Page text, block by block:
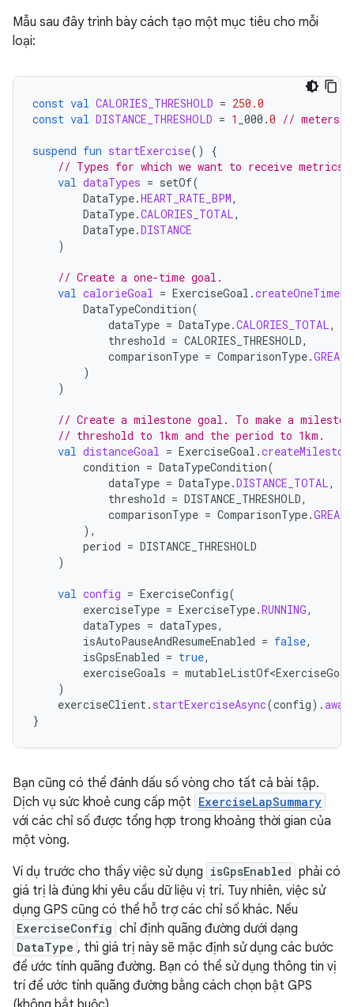
Mẫu sau đây trình bày cách tạo một mục tiêu cho mỗi
loại:
const val CALORIES_THRESHOLD = 250.0
const val DISTANCE_THRESHOLD = 1 _000 .0 // meters
suspend fun startExercise()
{
// Types for which we want to receive metrics.
val dataTypes = setOf(
DataType.HEART_RATE_BPM,
DataType.CALORIES_TOTAL,
DataType.DISTANCE
)
// Create a one-time goal.
val calorieGoal = ExerciseGoal .
DataTypeCondition(
dataType = DataType.CALORIES_TOTAL,
threshold = CALORIES_THRESHOLD,
comparisonType = ComparisonType.
)
)
// Create a milestone goal. To make a
// threshold to 1km and the period to 1km.
val distanceGoal = ExerciseGoal .
condition = DataTypeCondition(
dataType = DataType.DISTANCE_TOTAL,
threshold = DISTANCE_THRESHOLD,
comparisonType = ComparisonType.
),
period = DISTANCE_THRESHOLD
)
val config = ExerciseConfig(
exerciseType = ExerciseType.RUNNING,
dataTypes = dataTypes,
isAutoPauseAndResumeEnabled = false,
isGpsEnabled = true,
exerciseGoals =
)
exerciseClient. startExerciseAsync(config).
}
Bạn cũng có thể đánh dấu số vòng cho tất cả bài tập.
Dịch vụ sức khoẻ cung cấp một ExerciseLapSummary
với các chỉ số được tổng hợp trong khoảng thời gian của
một vòng.
Ví dụ trước cho thấy việc sử dụng isGpsEnabled phải có
giá trị là đúng khi yêu cầu dữ liệu vị trí. Tuy nhiên, việc sử
dụng GPS cũng có thể hỗ trợ các chỉ số khác. Nếu
ExerciseConfig chỉ định quãng đường dưới dạng
DataType , thì giá trị này sẽ mặc định sử dụng các bước
để ước tính quãng đường. Bạn có thể sử dụng thông tin vị
trí để ước tính quãng đường bằng cách chọn bật GPS